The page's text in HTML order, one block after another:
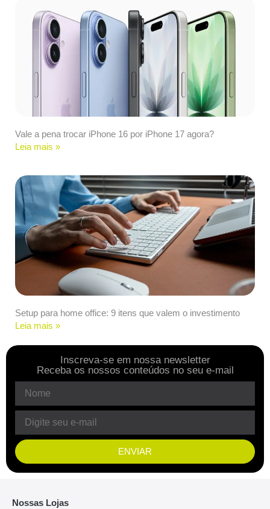
Vale a pena trocar iPhone 16 por iPhone 17 agora?
Leia mais »
Setup para home office: 9 itens que valem o investimento
Leia mais »
Inscreva-se em nossa newsletter
Receba os nossos conteúdos no seu e-mail
ENVIAR
Nossas Lojas